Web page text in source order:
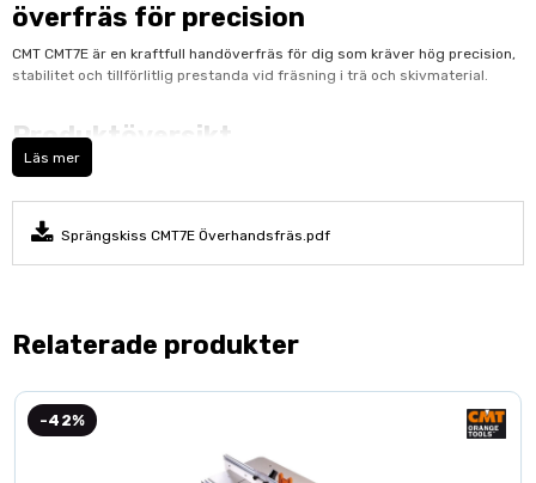
överfräs för precision
CMT CMT7E är en kraftfull handöverfräs för dig som kräver hög precision,
stabilitet och tillförlitlig prestanda vid fräsning i trä och skivmaterial.
Produktöversikt
Denna uppdaterade version av CMT7E är utrustad med en stark 2400W-
Fördelar med CMT CMT7E
Kraftfull motor på 2400W för tunga fräsarbeten
Utvidgad bottenplatta med justerbar skiva
Inkluderar spännhylsor för 8 mm och 12 mm
Läs mer
Sprängskiss CMT7E Överhandsfräs.pdf
Relaterade produkter
-42%